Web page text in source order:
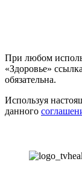
При любом
«Здоровье»
обязательна.
Используя
данного